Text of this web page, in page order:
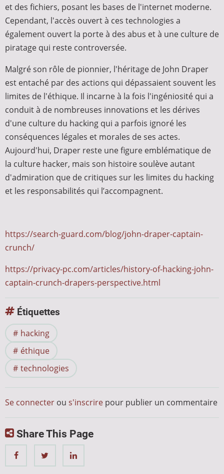
et des fichiers, posant les bases de l'internet moderne.
Cependant, l'accès ouvert à ces technologies a
également ouvert la porte à des abus et à une culture de
piratage qui reste controversée.
Malgré son rôle de pionnier, l'héritage de John Draper
est entaché par des actions qui dépassaient souvent les
limites de l'éthique. Il incarne à la fois l'ingéniosité qui a
conduit à de nombreuses innovations et les dérives
d'une culture du hacking qui a parfois ignoré les
conséquences légales et morales de ses actes.
Aujourd'hui, Draper reste une figure emblématique de
la culture hacker, mais son histoire soulève autant
d'admiration que de critiques sur les limites du hacking
et les responsabilités qui l’accompagnent.
https://search-guard.com/blog/john-draper-captain-
crunch/
https://privacy-pc.com/articles/history-of-hacking-john-
captain-crunch-drapers-perspective.html
Étiquettes
hacking
éthique
technologies
Se connecter ou s'inscrire pour publier un commentaire
Share This Page